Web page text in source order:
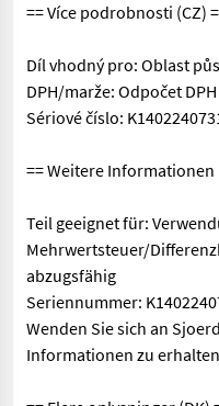
== Více podrobnosti (CZ)
Díl vhodný pro: Oblast
DPH/marže: Odpočet
Sériové číslo:
== Weitere Informationen
Teil geeignet für:
Mehrwertsteuer/
abzugsfähig
Seriennummer:
Wenden Sie sich an
Informationen zu